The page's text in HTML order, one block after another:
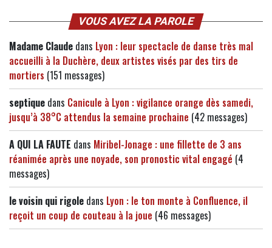
VOUS AVEZ LA PAROLE
Madame Claude dans Lyon : leur spectacle de danse très mal
accueilli à la Duchère, deux artistes visés par des tirs de
mortiers (151 messages)
septique dans Canicule à Lyon : vigilance orange dès samedi,
jusqu’à 38°C attendus la semaine prochaine (42 messages)
A QUI LA FAUTE dans Miribel-Jonage : une fillette de 3 ans
réanimée après une noyade, son pronostic vital engagé (4
messages)
le voisin qui rigole dans Lyon : le ton monte à Confluence, il
reçoit un coup de couteau à la joue (46 messages)